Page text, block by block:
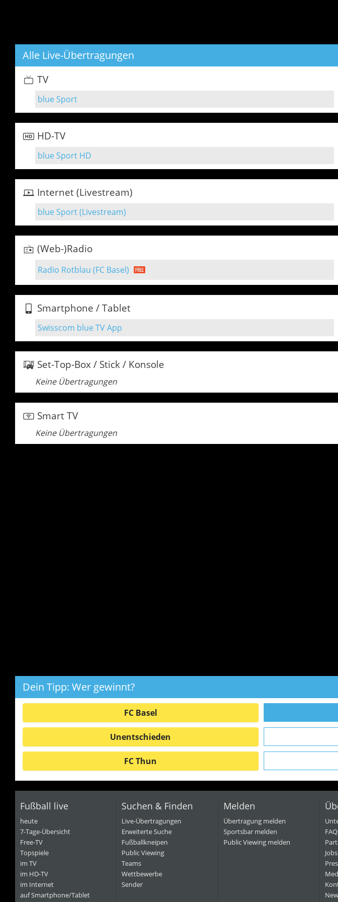
Alle Live-Übertragungen
TV
blue Sport
HD-TV
blue Sport HD
Internet (Livestream)
blue Sport (Livestream)
(Web-)Radio
Radio Rotblau (FC Basel)
Smartphone / Tablet
Swisscom blue TV App
Set-Top-Box / Stick / Konsole
Keine Übertragungen
Smart TV
Keine Übertragungen
Dein Tipp: Wer gewinnt?
FC Basel
Unentschieden
FC Thun
Fußball live
heute
7-Tage-Übersicht
Free-TV
Topspiele
im TV
im HD-TV
im Internet
auf Smartphone/Tablet
Suchen & Finden
Live-Übertragungen
Erweiterte Suche
Fußballkneipen
Public Viewing
Teams
Wettbewerbe
Sender
Melden
Übertragung melden
Sportsbar melden
Public Viewing melden
Jobs